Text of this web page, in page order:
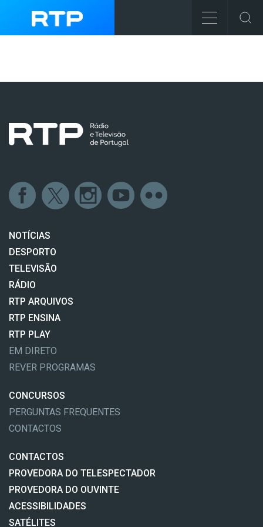
NOTÍCIAS
DESPORTO
TELEVISÃO
RÁDIO
RTP ARQUIVOS
RTP ENSINA
RTP PLAY
EM DIRETO
REVER PROGRAMAS
CONCURSOS
PERGUNTAS FREQUENTES
CONTACTOS
CONTACTOS
PROVEDORA DO TELESPECTADOR
PROVEDORA DO OUVINTE
ACESSIBILIDADES
SATÉLITES